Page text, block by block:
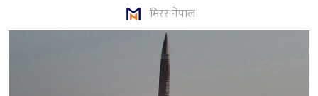
मिरर नेपाल